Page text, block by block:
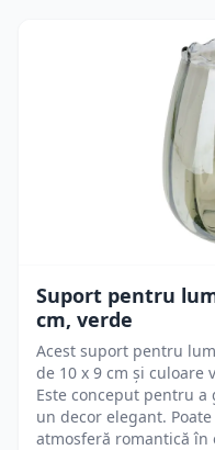
Suport pentru
cm, verde
Acest suport pentru
de 10 x 9 cm și culoare
Este conceput pentru
un decor elegant.
atmosferă romantică